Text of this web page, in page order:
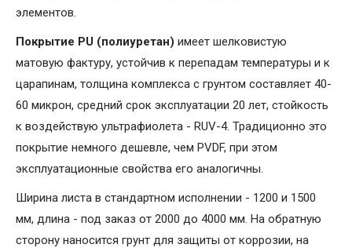
элементов.
Покрытие PU (полиуретан) имеет шелковистую
матовую фактуру, устойчив к перепадам температуры и к
царапинам, толщина комплекса с грунтом составляет 40-
60 микрон, средний срок эксплуатации 20 лет, стойкость
к воздействую ультрафиолета - RUV-4. Традиционно это
покрытие немного дешевле, чем PVDF, при этом
эксплуатационные свойства его аналогичны.
Ширина листа в стандартном исполнении - 1200 и 1500
мм, длина - под заказ от 2000 до 4000 мм. На обратную
сторону наносится грунт для защиты от коррозии, на